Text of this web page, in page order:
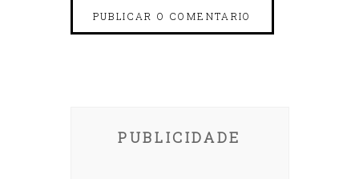
PUBLICIDADE